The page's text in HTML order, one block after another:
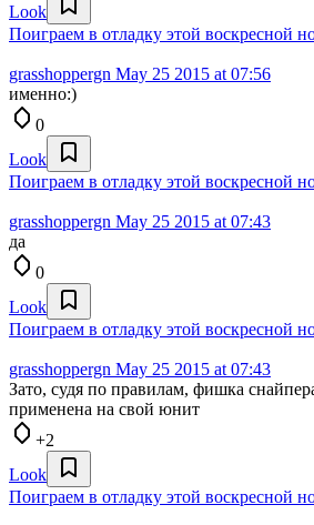
Look
Поиграем в отладку этой воскресной
grasshoppergn May 25 2015 at 07:56
именно:)
0
Look
Поиграем в отладку этой воскресной
grasshoppergn May 25 2015 at 07:43
да
0
Look
Поиграем в отладку этой воскресной
grasshoppergn May 25 2015 at 07:43
Зато, судя по правилам, фишка
применена на свой юнит
+2
Look
Поиграем в отладку этой воскресной